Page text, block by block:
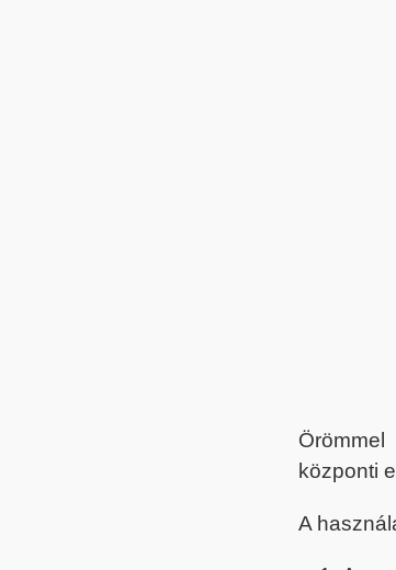
központi
A